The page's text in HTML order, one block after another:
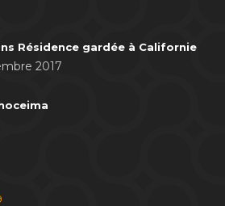
Résidence gardée à Californie
2017